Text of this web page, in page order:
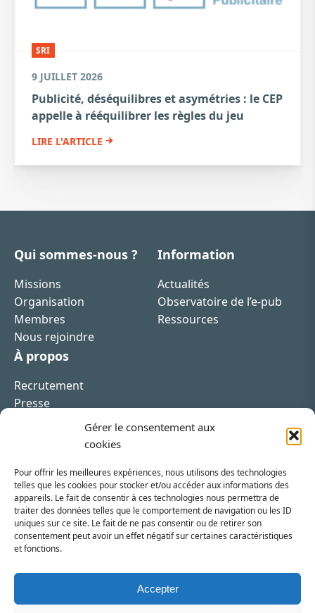
Gérer le consentement aux
cookies
Pour offrir les meilleures expériences, nous utilisons des technologies
telles que les cookies pour stocker et/ou accéder aux informations des
appareils. Le fait de consentir à ces technologies nous permettra de
traiter des données telles que le comportement de navigation ou les ID
uniques sur ce site. Le fait de ne pas consentir ou de retirer son
consentement peut avoir un effet négatif sur certaines caractéristiques
et fonctions.
Accepter
SRI
9 JUILLET 2026
Publicité, déséquilibres et asymétries : le CEP
appelle à rééquilibrer les règles du jeu
LIRE L'ARTICLE
Qui sommes-nous ?
Missions
Organisation
Membres
Nous rejoindre
Information
Actualités
Observatoire de l’e-pub
Ressources
À propos
Recrutement
Presse
Inscrivez-vous à la newsletter
Vous recevrez régulièrement les dernières actualités
du SRI.